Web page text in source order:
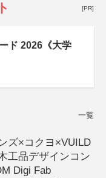
[PR]
ド 2026《大学
一覧
ズ×コクヨ×VUILD
工品デザインコン
Digi Fab